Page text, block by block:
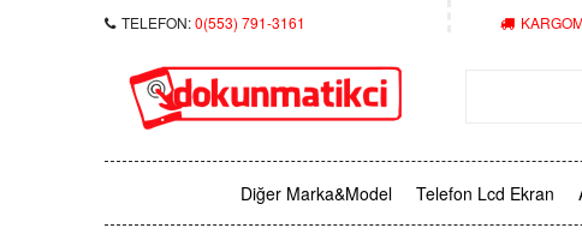
TELEFON:0(553) 791-3161
Diğer Marka&Model Telefon Lcd Ekran